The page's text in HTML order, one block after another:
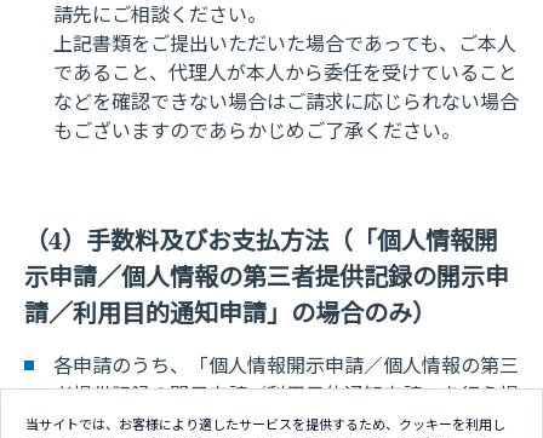
請先にご相談ください。
上記書類をご提出いただいた場合であっても、ご本人
であること、代理人が本人から委任を受けていること
などを確認できない場合はご請求に応じられない場合
もございますのであらかじめご了承ください。
（4）手数料及びお支払方法（「個人情報開
示申請／個人情報の第三者提供記録の開示申
請／利用目的通知申請」の場合のみ）
各申請のうち、「個人情報開示申請／個人情報の第三
者提供記録の開示申請／利用目的通知申請」を行う場
合には、手数料が必要となります。
当サイトでは、お客様により適したサービスを提供するため、クッキーを利用し